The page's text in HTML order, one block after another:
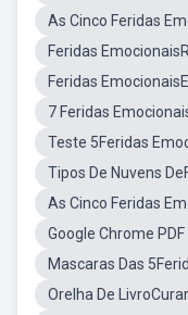
As Cinco Feridas
Feridas
Feridas
7 Feridas
Teste 5Feridas
Tipos De Nuvens
As Cinco Feridas
Google Chrome
Mascaras Das
Orelha De